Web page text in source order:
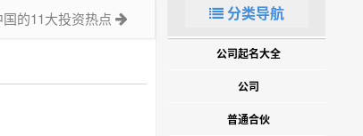
的11大投资热点 分类导航
公司起名大全
公司
普通合伙